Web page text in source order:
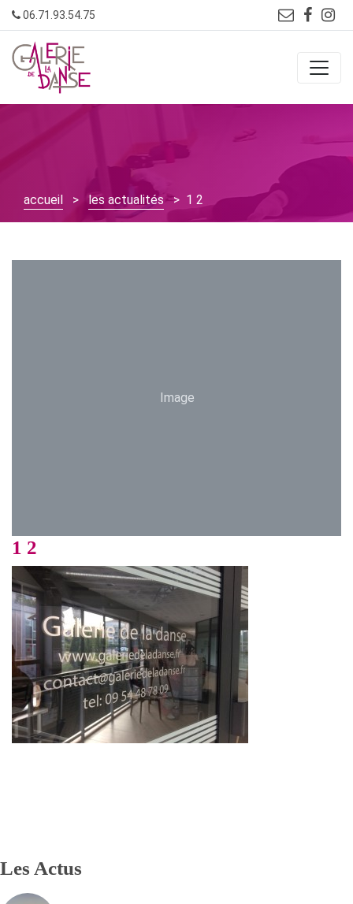
Skip
to
content
06.71.93.54.75
accueil > les actualités > 1 2
Image
1 2
Les Actus